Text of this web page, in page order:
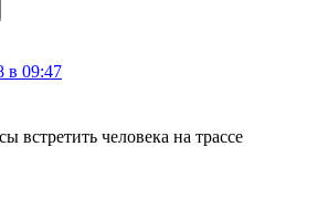
в 09:47
встретить человека на трассе